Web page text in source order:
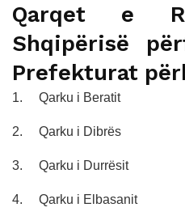
Qarqet e
Shqipërisë
Prefekturat
1. Qarku i Beratit
2. Qarku i Dibrës
3. Qarku i Durrësit
4. Qarku i Elbasanit